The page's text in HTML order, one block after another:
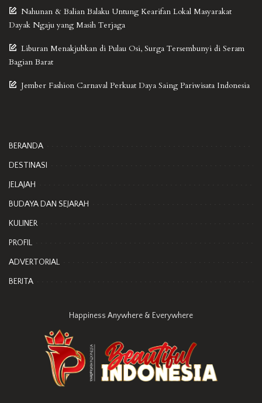
Nahunan & Balian Balaku Untung Kearifan Lokal Masyarakat
Dayak Ngaju yang Masih Terjaga
Liburan Menakjubkan di Pulau Osi, Surga Tersembunyi di Seram
Bagian Barat
Jember Fashion Carnaval Perkuat Daya Saing Pariwisata Indonesia
BERANDA
DESTINASI
JELAJAH
BUDAYA DAN SEJARAH
KULINER
PROFIL
ADVERTORIAL
BERITA
Happiness Anywhere & Everywhere